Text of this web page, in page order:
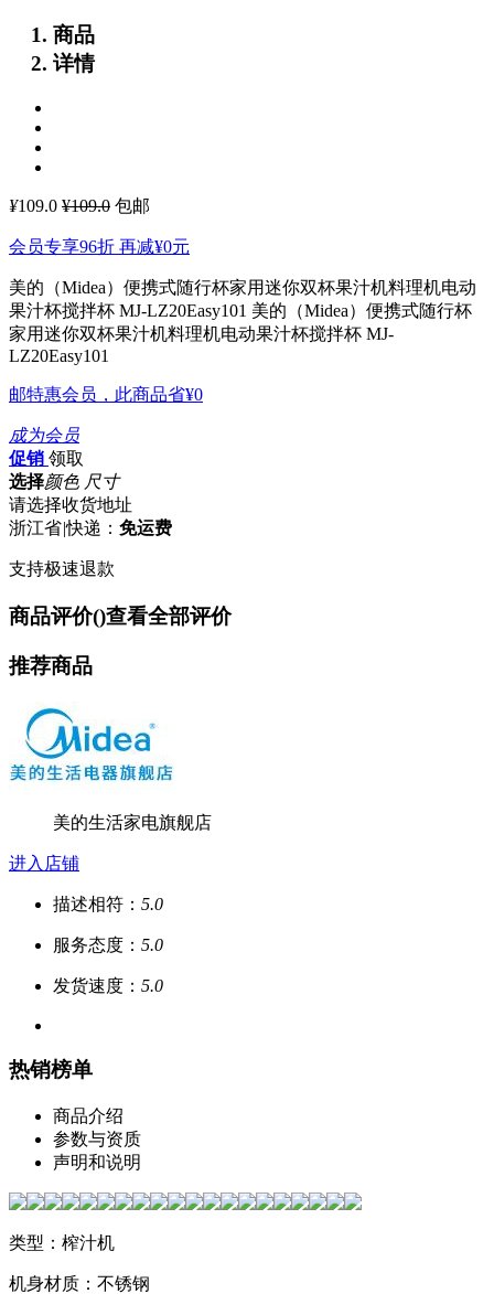
商品
详情
¥109.0 ¥109.0 包邮
会员专享96折 再减¥0元
美的（Midea）便携式随行杯家用迷你双杯果汁机料理机电动
果汁杯搅拌杯 MJ-LZ20Easy101 美的（Midea）便携式随行杯
家用迷你双杯果汁机料理机电动果汁杯搅拌杯 MJ-
LZ20Easy101
邮特惠会员，此商品省¥0
成为会员
促销 领取
选择颜色 尺寸
请选择收货地址
浙江省|快递： 免运费
支持极速退款
商品评价()查看全部评价
推荐商品
美的生活家电旗舰店
进入店铺
描述相符： 5.0
服务态度： 5.0
发货速度： 5.0
热销榜单
商品介绍
参数与资质
声明和说明
类型：榨汁机
机身材质：不锈钢